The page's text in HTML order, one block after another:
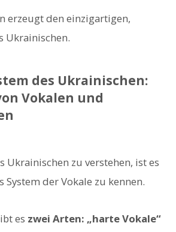
erzeugt den einzigartigen,
Ukrainischen.
des Ukrainischen:
Vokalen und
Ukrainischen zu verstehen, ist es
System der Vokale zu kennen.
es zwei Arten: „harte Vokale“